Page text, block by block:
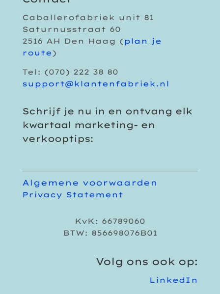
Caballerofabriek unit 81
Saturnusstraat 60
2516 AH Den Haag (plan je
route)
Tel: (070) 222 38 80
support@klantenfabriek.nl
Schrijf je nu in en ontvang elk
kwartaal marketing- en
verkooptips:
Algemene voorwaarden
Privacy Statement
KvK: 66789060
BTW: 856698076B01
Volg ons ook op:
LinkedIn